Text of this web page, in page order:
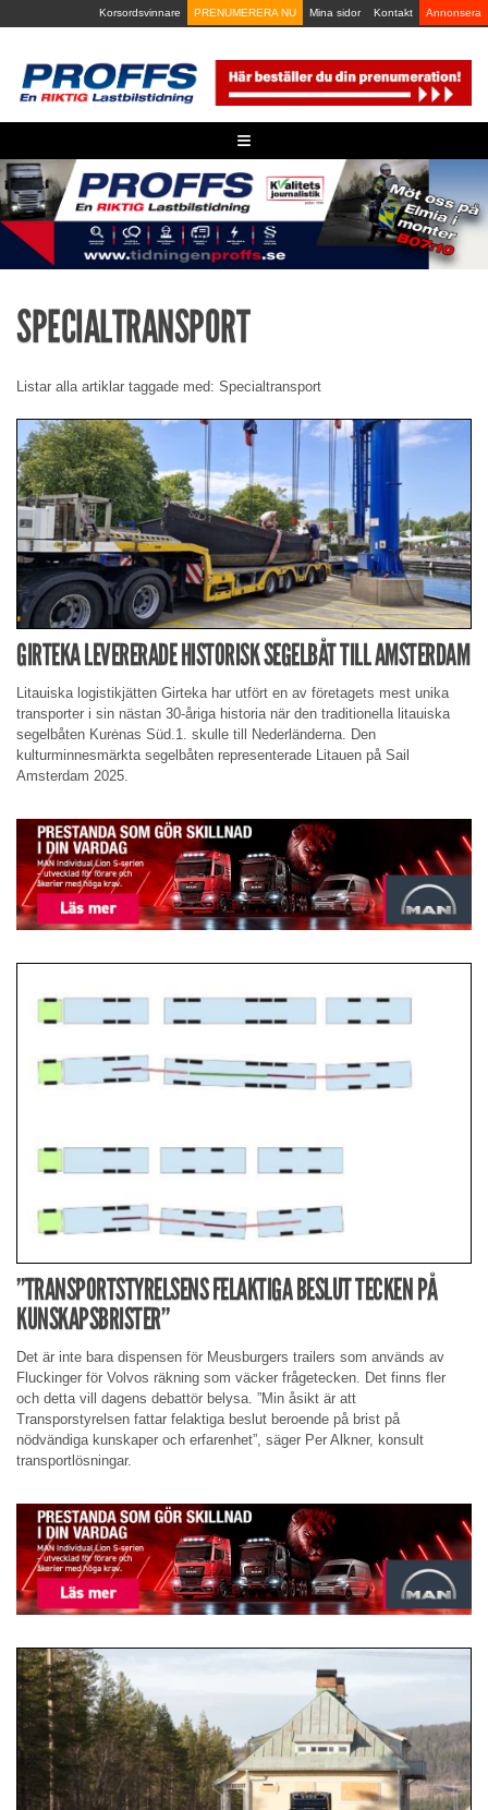
to
Korsordsvinnare PRENUMERERA NU Mina sidor Kontakt Annonsera
≡
SPECIALTRANSPORT
Listar alla artiklar taggade med: Specialtransport
GIRTEKA LEVERERADE HISTORISK SEGELBÅT TILL AMSTERDAM
Litauiska logistikjätten Girteka har utfört en av företagets mest unika
transporter i sin nästan 30-åriga historia när den traditionella litauiska
segelbåten Kurėnas Süd.1. skulle till Nederländerna. Den
kulturminnesmärkta segelbåten representerade Litauen på Sail
Amsterdam 2025.
”TRANSPORTSTYRELSENS FELAKTIGA BESLUT TECKEN PÅ
KUNSKAPSBRISTER”
Det är inte bara dispensen för Meusburgers trailers som används av
Fluckinger för Volvos räkning som väcker frågetecken. Det finns fler
och detta vill dagens debattör belysa. ”Min åsikt är att
Transporstyrelsen fattar felaktiga beslut beroende på brist på
nödvändiga kunskaper och erfarenhet”, säger Per Alkner, konsult
transportlösningar.